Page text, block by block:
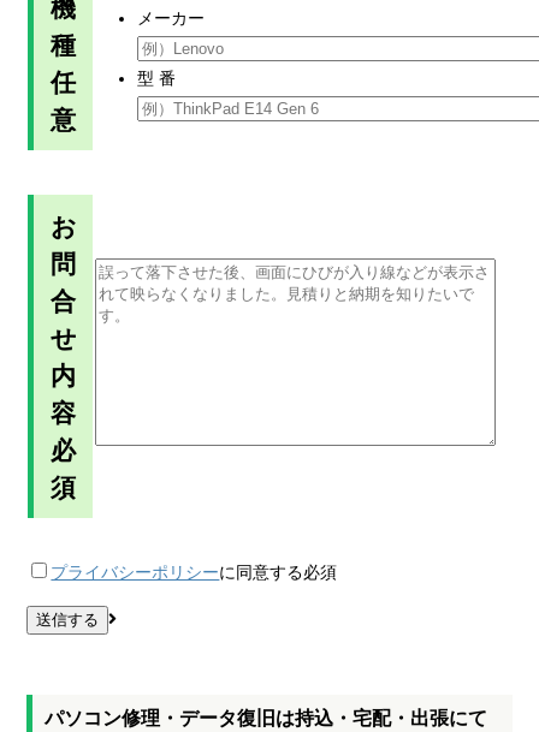
機
種
任
意
メーカー
型 番
お
問
合
せ
内
容
必
須
プライバシーポリシーに同意する必須
パソコン修理・データ復旧は持込・宅配・出張にて